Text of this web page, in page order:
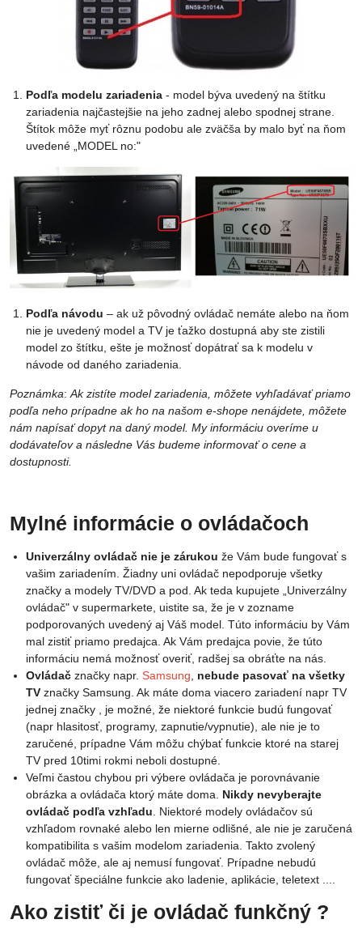
Podľa modelu zariadenia - model býva uvedený na štítku
zariadenia najčastejšie na jeho zadnej alebo spodnej strane.
Štítok môže myť rôznu podobu ale zväčša by malo byť na ňom
uvedené „MODEL no:"
Podľa návodu – ak už pôvodný ovládač nemáte alebo na ňom
nie je uvedený model a TV je ťažko dostupná aby ste zistili
model zo štítku, ešte je možnosť dopátrať sa k modelu v
návode od daného zariadenia.
Poznámka: Ak zistíte model zariadenia, môžete vyhľadávať priamo
podľa neho prípadne ak ho na našom e-shope nenájdete, môžete
nám napísať dopyt na daný model. My informáciu overíme u
dodávateľov a následne Vás budeme informovať o cene a
dostupnosti.
Mylné informácie o ovládačoch
Univerzálny ovládač nie je zárukou že Vám bude fungovať s
vašim zariadením. Žiadny uni ovládač nepodporuje všetky
značky a modely TV/DVD a pod. Ak teda kupujete „Univerzálny
ovládač" v supermarkete, uistite sa, že je v zozname
podporovaných uvedený aj Váš model. Túto informáciu by Vám
mal zistiť priamo predajca. Ak Vám predajca povie, že túto
informáciu nemá možnosť overiť, radšej sa obráťte na nás.
Ovládač značky napr. Samsung
nebude pasovať na všetky
TV značky Samsung. Ak máte doma viacero zariadení napr TV
jednej značky , je možné, že niektoré funkcie budú fungovať
(napr hlasitosť, programy, zapnutie/vypnutie), ale nie je to
zaručené, prípadne Vám môžu chýbať funkcie ktoré na starej
TV pred 10timi rokmi neboli dostupné.
Veľmi častou chybou pri výbere ovládača je porovnávanie
obrázka a ovládača ktorý máte doma. Nikdy nevyberajte
ovládač podľa vzhľadu . Niektoré modely ovládačov sú
vzhľadom rovnaké alebo len mierne odlišné, ale nie je zaručená
kompatibilita s vašim modelom zariadenia. Takto zvolený
ovládač môže, ale aj nemusí fungovať. Prípadne nebudú
fungovať špeciálne funkcie ako ladenie, aplikácie, teletext ....
Ako zistiť či je ovládač funkčný ?